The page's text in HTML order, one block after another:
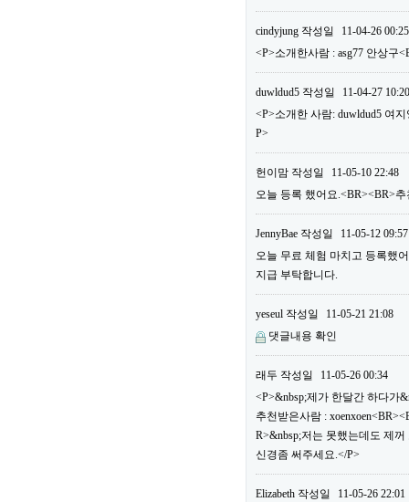
cindyjung 작성일
11-04-26 00:25
<P>소개한사람 : asg77 안상구
duwldud5 작성일
11-04-27 10:20
<P>소개한 사람: duwldud5 여
P>
헌이맘 작성일
11-05-10 22:48
오늘 등록 했어요.<BR><BR>
JennyBae 작성일
11-05-12 09:57
오늘 무료 체험 마치고 등록했
지급 부탁합니다.
yeseul 작성일
11-05-21 21:08
댓글내용 확인
래두 작성일
11-05-26 00:34
<P>&nbsp;제가 한달간 하다가
추천받은사람 :
R>&nbsp;저는 못했는데도 제
신경좀 써주세요.</P>
Elizabeth 작성일
11-05-26 22:01